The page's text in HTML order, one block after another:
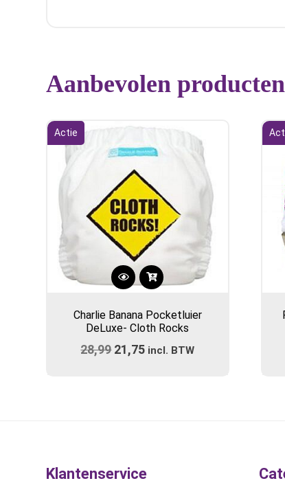
Aanbevolen producten
Actie
Charlie Banana Pocketluier
DeLuxe- Cloth Rocks
28,99 Oorspronkelijke
21,75 Huidige
incl. BTW
Klantenservice